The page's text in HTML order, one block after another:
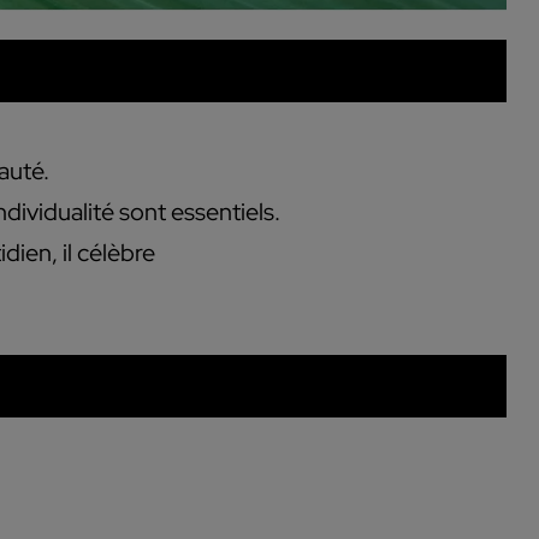
sont essentiels.
il célèbre